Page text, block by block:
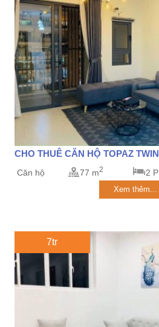
CHO THUÊ CĂN HỘ TOPAZ
Căn hộ 77 m2 2
Xem thêm...
7tr